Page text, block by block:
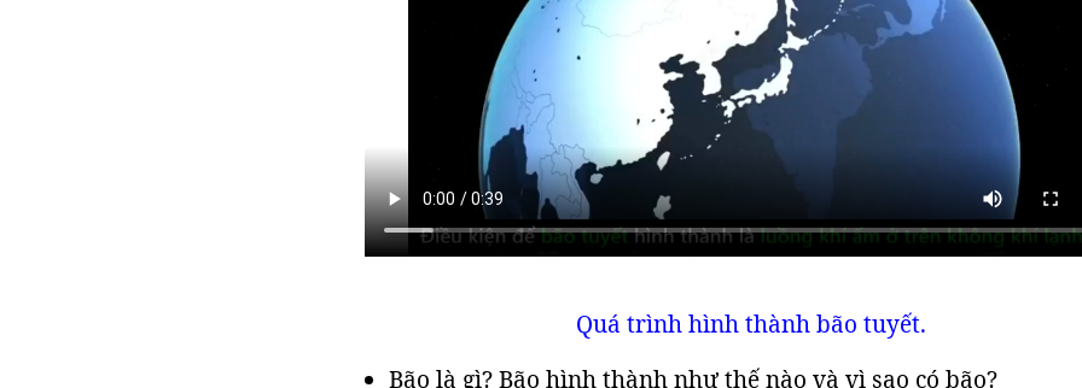
Quá trình hình thành bão tuyết.
Bão là gì? Bão hình thành như thế nào và vì sao có bão?